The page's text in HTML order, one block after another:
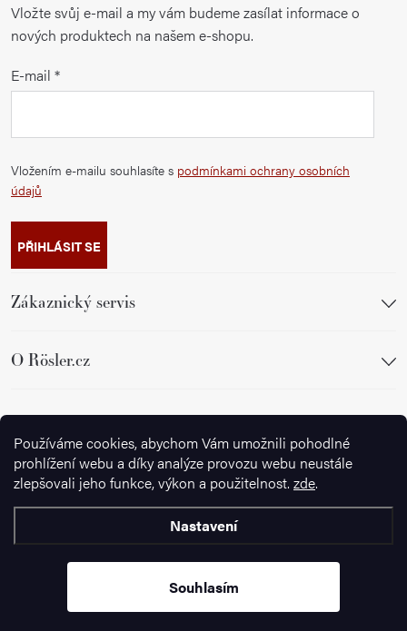
Používáme cookies, abychom Vám umožnili pohodlné
prohlížení webu a díky analýze provozu webu neustále
zlepšovali jeho funkce, výkon a použitelnost. zde.
Nastavení
Souhlasím
Vložte svůj e-mail a my vám budeme zasílat informace o
nových produktech na našem e-shopu.
E-mail
Vložením e-mailu souhlasíte s podmínkami ochrany osobních
údajů
PŘIHLÁSIT SE
Zákaznický servis
O Rösler.cz
Sledujte nás
nastavení cookies